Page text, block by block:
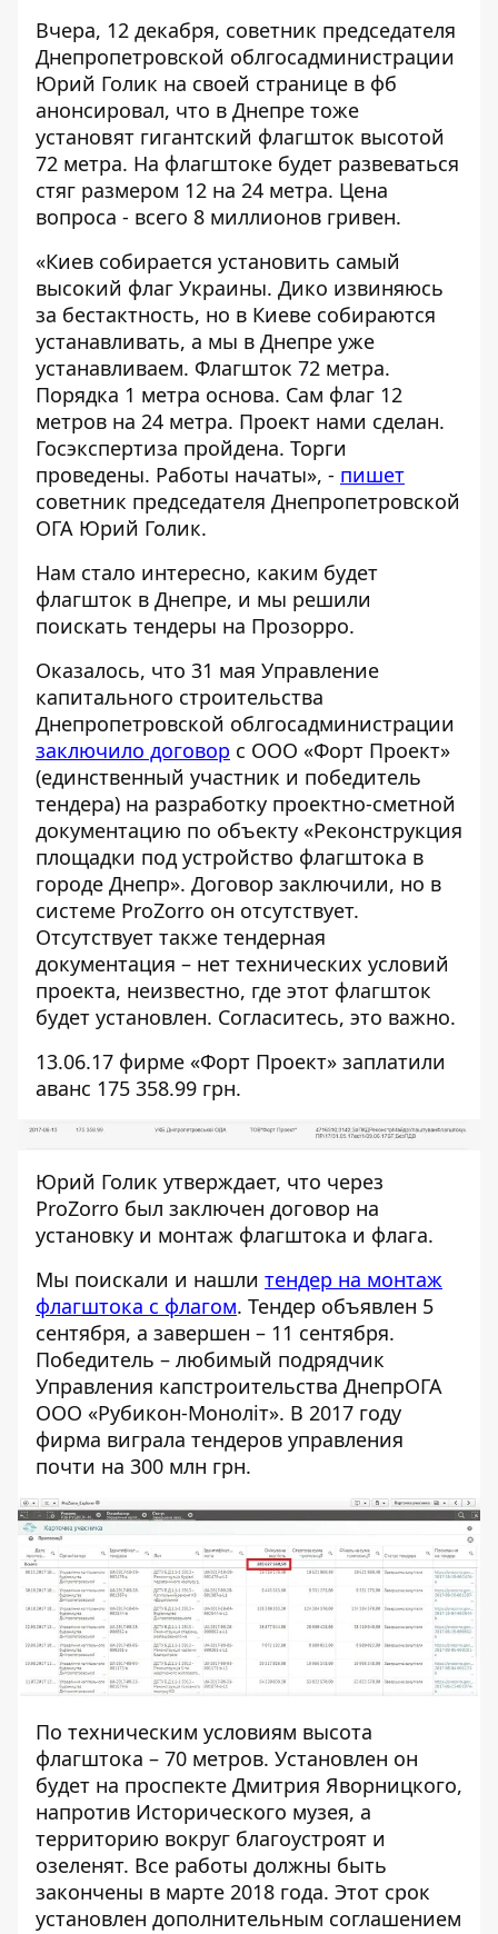
Вчера, 12 декабря, советник председателя
Днепропетровской облгосадминистрации
Юрий Голик на своей странице в фб
анонсировал, что в Днепре тоже
установят гигантский флагшток высотой
72 метра. На флагштоке будет развеваться
стяг размером 12 на 24 метра. Цена
вопроса - всего 8 миллионов гривен.
«Киев собирается установить самый
высокий флаг Украины. Дико извиняюсь
за бестактность, но в Киеве собираются
устанавливать, а мы в Днепре уже
устанавливаем. Флагшток 72 метра.
Порядка 1 метра основа. Сам флаг 12
метров на 24 метра. Проект нами сделан.
Госэкспертиза пройдена. Торги
проведены. Работы начаты», - пишет
советник председателя Днепропетровской
ОГА Юрий Голик.
Нам стало интересно, каким будет
флагшток в Днепре, и мы решили
поискать тендеры на Прозорро.
Оказалось, что 31 мая Управление
капитального строительства
Днепропетровской облгосадминистрации
заключило договор с ООО «Форт Проект»
(единственный участник и победитель
тендера) на разработку проектно-сметной
документацию по объекту «Реконструкция
площадки под устройство флагштока в
городе Днепр». Договор заключили, но в
системе ProZorro он отсутствует.
Отсутствует также тендерная
документация – нет технических условий
проекта, неизвестно, где этот флагшток
будет установлен. Согласитесь, это важно.
13.06.17 фирме «Форт Проект» заплатили
аванс 175 358.99 грн.
Юрий Голик утверждает, что через
ProZorro был заключен договор на
установку и монтаж флагштока и флага.
Мы поискали и нашли тендер на монтаж
флагштока с флагом. Тендер объявлен 5
сентября, а завершен – 11 сентября.
Победитель – любимый подрядчик
Управления капстроительства ДнепрОГА
ООО «Рубикон-Моноліт». В 2017 году
фирма виграла тендеров управления
почти на 300 млн грн.
По техническим условиям высота
флагштока – 70 метров. Установлен он
будет на проспекте Дмитрия Яворницкого,
напротив Исторического музея, а
территорию вокруг благоустроят и
озеленят. Все работы должны быть
закончены в марте 2018 года. Этот срок
установлен дополнительным соглашением